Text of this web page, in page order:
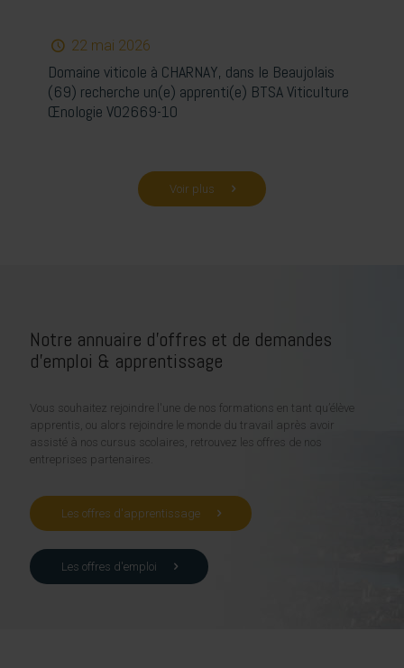
22 mai 2026
Domaine viticole à CHARNAY, dans le Beaujolais
(69) recherche un(e) apprenti(e) BTSA Viticulture
Œnologie VO2669-10
Voir plus
Notre annuaire d'offres et de demandes
d'emploi & apprentissage
Vous souhaitez rejoindre l'une de nos formations en tant qu’élève
apprentis, ou alors rejoindre le monde du travail après avoir
assisté à nos cursus scolaires, retrouvez les offres de nos
entreprises partenaires.
Les offres d'apprentissage
Les offres d'emploi